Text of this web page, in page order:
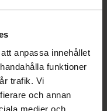
anpassa innehållet
funktioner
trafik. Vi
och annan
Lifestyle Whey
Pris online
469 kr
KöpKÄLLA